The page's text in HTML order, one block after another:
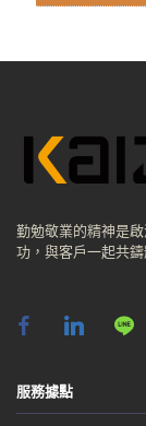
勤勉敬業的精神是
功，與客戶一起共鑄
facebook linkedin line
服務據點